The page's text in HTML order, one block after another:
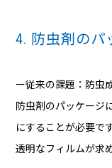
4. 防虫剤のパ
ー従来の課題：防虫
防虫剤のパッケージ
にすることが必要で
透明なフィルムが求